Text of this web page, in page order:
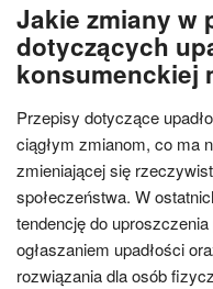
Jakie zmiany w
dotyczących
konsumenckiej
Przepisy dotyczące
ciągłym zmianom, co ma
zmieniającej się
społeczeństwa. W
tendencję do
ogłaszaniem upadłości
rozwiązania dla osób